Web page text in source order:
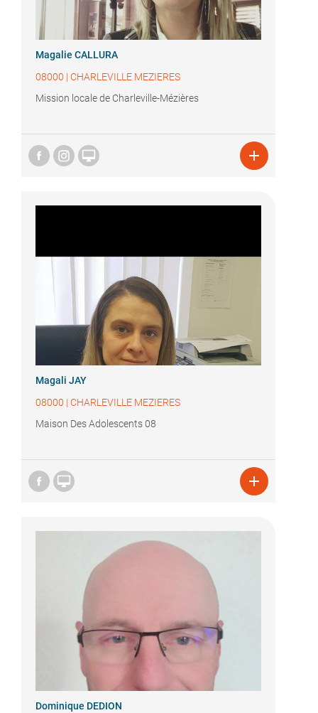
Magalie CALLURA
08000 | CHARLEVILLE MEZIERES
Mission locale de Charleville-Mézières
 
Magali JAY
08000 | CHARLEVILLE MEZIERES
Maison Des Adolescents 08
 
Dominique DEDION